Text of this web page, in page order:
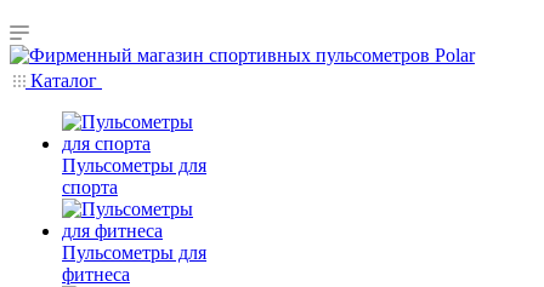
Каталог
Пульсометры для
спорта
Пульсометры для
фитнеса